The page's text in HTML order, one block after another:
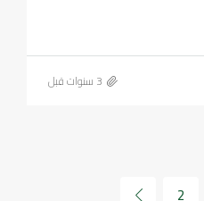
2